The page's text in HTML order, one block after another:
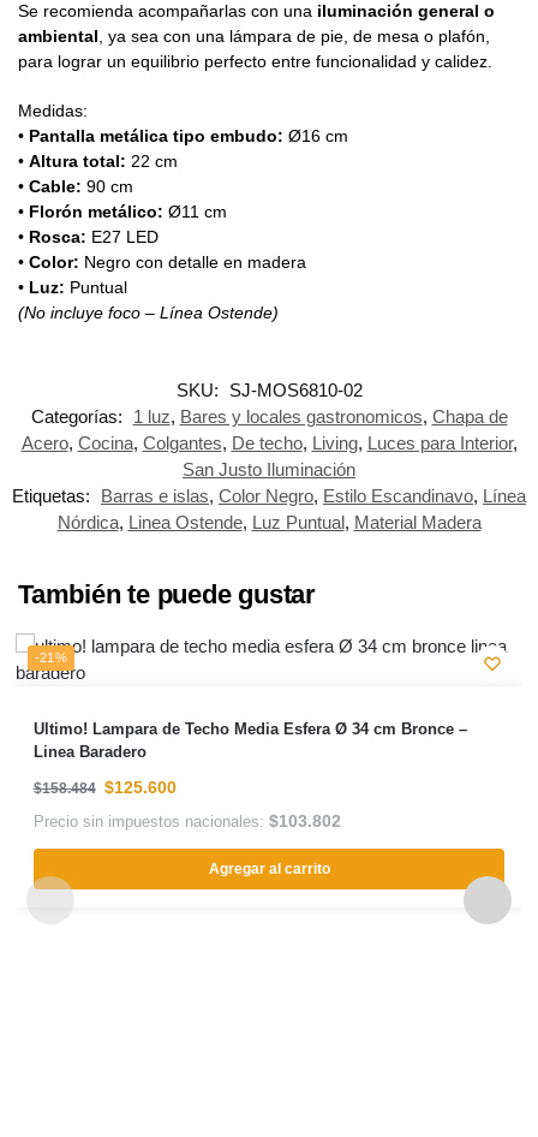
Se recomienda acompañarlas con una iluminación general o
ambiental, ya sea con una lámpara de pie, de mesa o plafón,
para lograr un equilibrio perfecto entre funcionalidad y calidez.
Medidas:
• Pantalla metálica tipo embudo: Ø16 cm
• Altura total: 22 cm
• Cable: 90 cm
• Florón metálico: Ø11 cm
• Rosca: E27 LED
• Color: Negro con detalle en madera
• Luz: Puntual
(No incluye foco – Línea Ostende)
SKU:
SJ-MOS6810-02
Categorías:
1 luz, Bares y locales gastronomicos, Chapa de
Acero, Cocina, Colgantes, De techo, Living, Luces para Interior,
San Justo Iluminación
Etiquetas:
Barras e islas, Color Negro, Estilo Escandinavo, Línea
Nórdica, Linea Ostende, Luz Puntual, Material Madera
También te puede gustar
-21%
Ultimo! Lampara de Techo Media Esfera Ø 34 cm Bronce –
Linea Baradero
$158.484 $125.600
Precio sin impuestos nacionales: $103.802
Agregar al carrito